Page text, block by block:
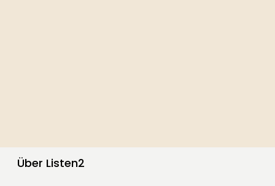
Über Listen2